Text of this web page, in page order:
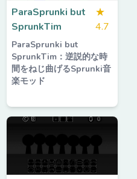
ParaSprunki but
SprunkTim
★
4.7
ParaSprunki but
SprunkTim：逆説的な時
間をねじ曲げるSprunki音
楽モッド